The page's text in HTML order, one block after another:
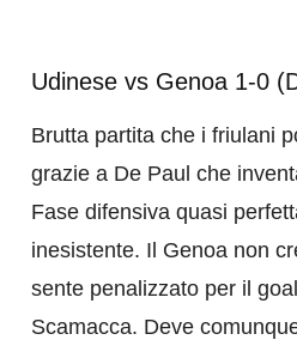
Udinese vs Genoa 1-0
Brutta partita che i friulani
grazie a De Paul che
Fase difensiva quasi
inesistente. Il Genoa non
sente penalizzato per il
Scamacca. Deve